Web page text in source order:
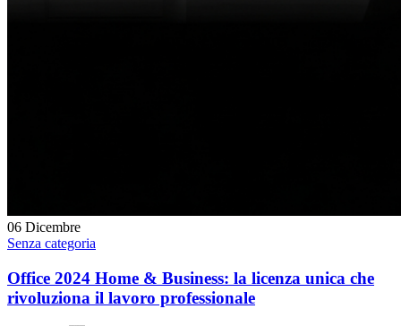
06 Dicembre
Senza categoria
Office 2024 Home & Business: la licenza unica che
rivoluziona il lavoro professionale